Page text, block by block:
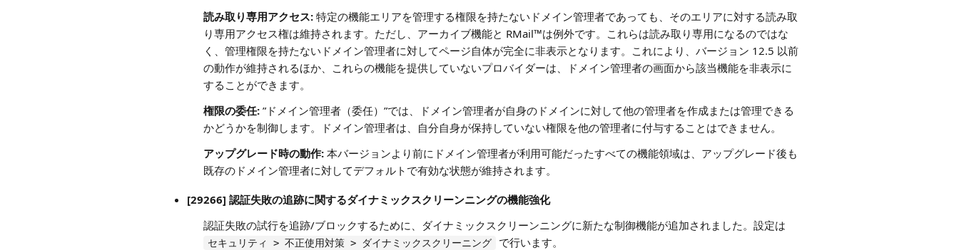
読み取り専用アクセス:特定の機能エリアを管理する権限を持たないドメイン管理者であっても、そのエリアに対する読み取
り専用アクセス権は維持されます。ただし、アーカイブ機能と RMail™は例外です。これらは読み取り専用になるのではな
く、管理権限を持たないドメイン管理者に対してページ自体が完全に非表示となります。これにより、バージョン 12.5 以前
の動作が維持されるほか、これらの機能を提供していないプロバイダーは、ドメイン管理者の画面から該当機能を非表示に
することができます。
権限の委任:”ドメイン管理者（委任）”では、ドメイン管理者が自身のドメインに対して他の管理者を作成または管理できる
かどうかを制御します。ドメイン管理者は、自分自身が保持していない権限を他の管理者に付与することはできません。
アップグレード時の動作:本バージョンより前にドメイン管理者が利用可能だったすべての機能領域は、アップグレード後も
既存のドメイン管理者に対してデフォルトで有効な状態が維持されます。
[29266] 認証失敗の追跡に関するダイナミックスクリーンニングの機能強化
認証失敗の試行を追跡/ブロックするために、ダイナミックスクリーンニングに新たな制御機能が追加されました。設定は
セキュリティ > 不正使用対策 > ダイナミックスクリーニング
で行います。